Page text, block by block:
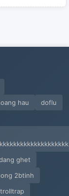
hau
doflu
ghet
2btinh
trolltrap